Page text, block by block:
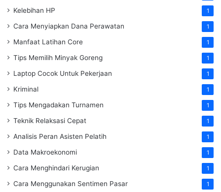
Kelebihan HP 1
Cara Menyiapkan Dana Perawatan 1
Manfaat Latihan Core 1
Tips Memilih Minyak Goreng 1
Laptop Cocok Untuk Pekerjaan 1
Kriminal 1
Tips Mengadakan Turnamen 1
Teknik Relaksasi Cepat 1
Analisis Peran Asisten Pelatih 1
Data Makroekonomi 1
Cara Menghindari Kerugian 1
Cara Menggunakan Sentimen Pasar 1